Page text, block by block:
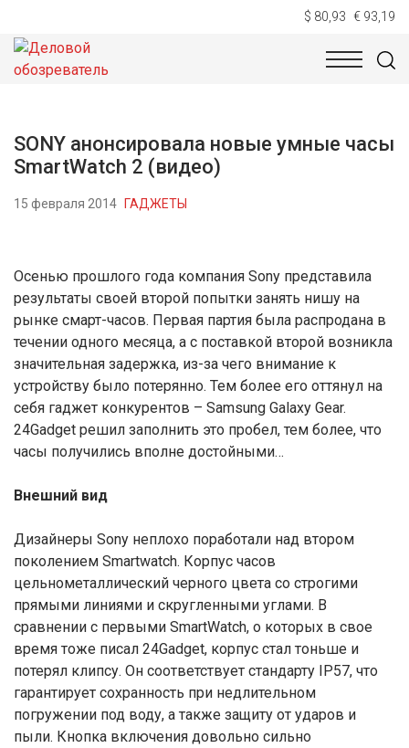
$ 80,93 € 93,19
НОВОСТИ
SONY анонсировала новые умные часы
SmartWatch 2 (видео)
15 февраля 2014 ГАДЖЕТЫ
Осенью прошлого года компания Sony представила
результаты своей второй попытки занять нишу на
рынке смарт-часов. Первая партия была распродана в
течении одного месяца, а с поставкой второй возникла
значительная задержка, из-за чего внимание к
устройству было потерянно. Тем более его оттянул на
себя гаджет конкурентов – Samsung Galaxy Gear.
24Gadget решил заполнить это пробел, тем более, что
часы получились вполне достойными…
Внешний вид
Дизайнеры Sony неплохо поработали над втором
поколением Smartwatch. Корпус часов
цельнометаллический черного цвета со строгими
прямыми линиями и скругленными углами. В
сравнении с первыми SmartWatch, о которых в свое
время тоже писал 24Gadget, корпус стал тоньше и
потерял клипсу. Он соответствует стандарту IP57, что
гарантирует сохранность при недлительном
погружении под воду, а также защиту от ударов и
пыли. Кнопка включения довольно сильно